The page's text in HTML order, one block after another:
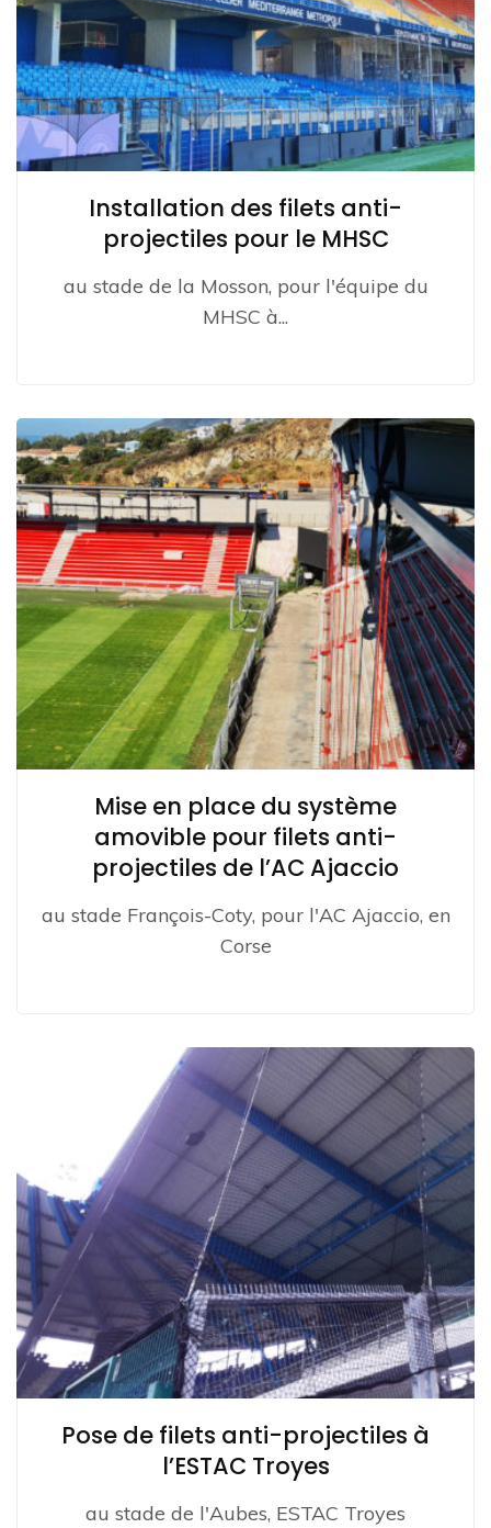
Installation des filets anti-
projectiles pour le MHSC
au stade de la Mosson, pour l'équipe du
MHSC à...
Mise en place du système
amovible pour filets anti-
projectiles de l’AC Ajaccio
au stade François-Coty, pour l'AC Ajaccio, en
Corse
Pose de filets anti-projectiles à
l’ESTAC Troyes
au stade de l'Aubes, ESTAC Troyes